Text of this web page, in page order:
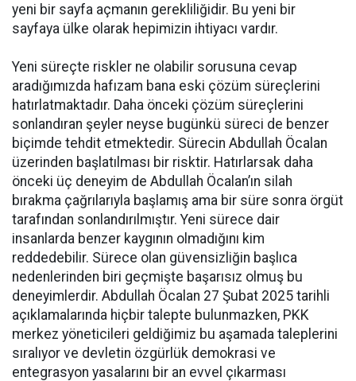
yeni bir sayfa açmanın gerekliliğidir. Bu yeni bir
sayfaya ülke olarak hepimizin ihtiyacı vardır.
Yeni süreçte riskler ne olabilir sorusuna cevap
aradığımızda hafızam bana eski çözüm süreçlerini
hatırlatmaktadır. Daha önceki çözüm süreçlerini
sonlandıran şeyler neyse bugünkü süreci de benzer
biçimde tehdit etmektedir. Sürecin Abdullah Öcalan
üzerinden başlatılması bir risktir. Hatırlarsak daha
önceki üç deneyim de Abdullah Öcalan’ın silah
bırakma çağrılarıyla başlamış ama bir süre sonra örgüt
tarafından sonlandırılmıştır. Yeni sürece dair
insanlarda benzer kaygının olmadığını kim
reddedebilir. Sürece olan güvensizliğin başlıca
nedenlerinden biri geçmişte başarısız olmuş bu
deneyimlerdir. Abdullah Öcalan 27 Şubat 2025 tarihli
açıklamalarında hiçbir talepte bulunmazken, PKK
merkez yöneticileri geldiğimiz bu aşamada taleplerini
sıralıyor ve devletin özgürlük demokrasi ve
entegrasyon yasalarını bir an evvel çıkarması